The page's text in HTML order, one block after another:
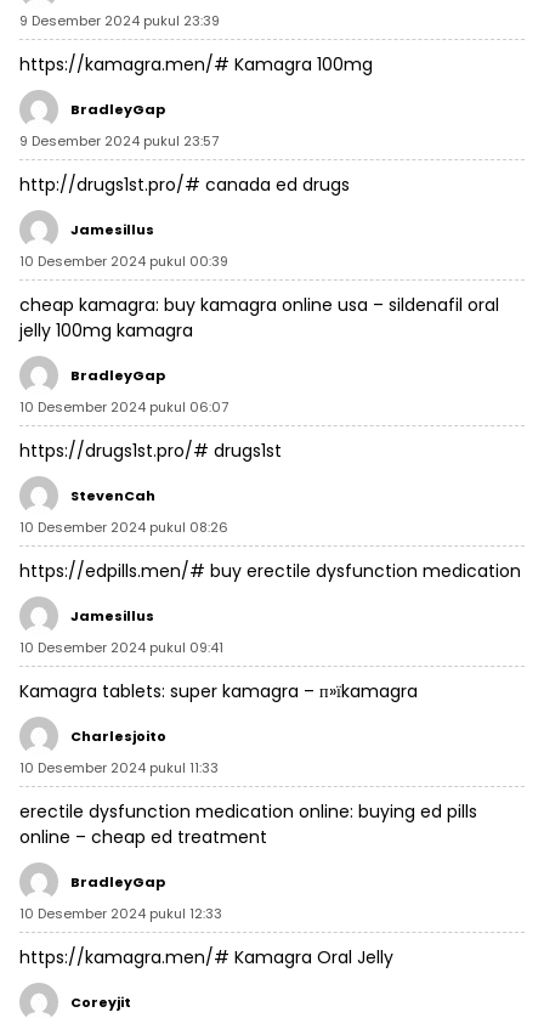
9 Desember 2024 pukul 23:39
https://kamagra.men/# Kamagra 100mg
BradleyGap
9 Desember 2024 pukul 23:57
http://drugs1st.pro/# canada ed drugs
Jamesillus
10 Desember 2024 pukul 00:39
cheap kamagra: buy kamagra online usa – sildenafil oral
jelly 100mg kamagra
BradleyGap
10 Desember 2024 pukul 06:07
https://drugs1st.pro/# drugs1st
StevenCah
10 Desember 2024 pukul 08:26
https://edpills.men/# buy erectile dysfunction medication
Jamesillus
10 Desember 2024 pukul 09:41
Kamagra tablets: super kamagra – п»їkamagra
Charlesjoito
10 Desember 2024 pukul 11:33
erectile dysfunction medication online: buying ed pills
online – cheap ed treatment
BradleyGap
10 Desember 2024 pukul 12:33
https://kamagra.men/# Kamagra Oral Jelly
Coreyjit